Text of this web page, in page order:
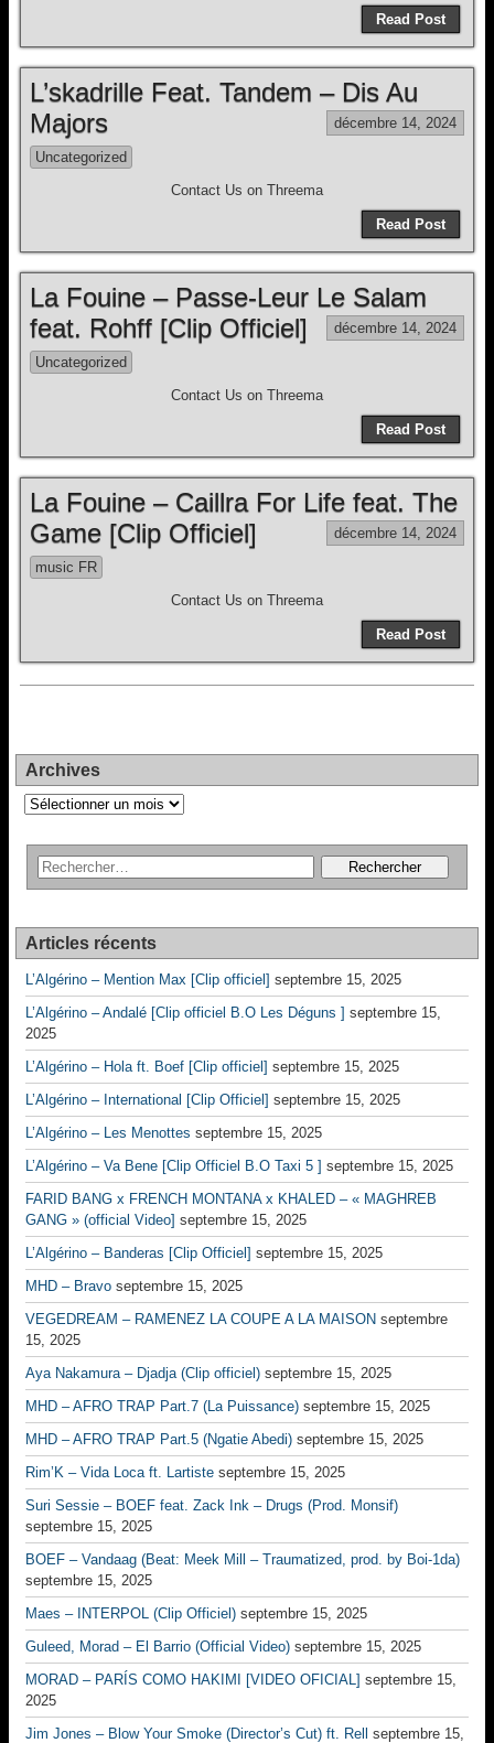
Read Post
L’skadrille Feat. Tandem – Dis Au
Majors
décembre 14, 2024
Uncategorized
Contact Us on Threema
Read Post
La Fouine – Passe-Leur Le Salam
feat. Rohff [Clip Officiel]
décembre 14, 2024
Uncategorized
Contact Us on Threema
Read Post
La Fouine – Caillra For Life feat. The
Game [Clip Officiel]
décembre 14, 2024
music FR
Contact Us on Threema
Read Post
Archives
Archives
Articles récents
L’Algérino – Mention Max [Clip officiel] septembre 15, 2025
L’Algérino – Andalé [Clip officiel B.O Les Déguns ] septembre 15,
2025
L’Algérino – Hola ft. Boef [Clip officiel] septembre 15, 2025
L’Algérino – International [Clip Officiel] septembre 15, 2025
L’Algérino – Les Menottes septembre 15, 2025
L’Algérino – Va Bene [Clip Officiel B.O Taxi 5 ] septembre 15, 2025
FARID BANG x FRENCH MONTANA x KHALED – « MAGHREB
GANG » (official Video] septembre 15, 2025
L’Algérino – Banderas [Clip Officiel] septembre 15, 2025
MHD – Bravo septembre 15, 2025
VEGEDREAM – RAMENEZ LA COUPE A LA MAISON septembre
15, 2025
Aya Nakamura – Djadja (Clip officiel) septembre 15, 2025
MHD – AFRO TRAP Part.7 (La Puissance) septembre 15, 2025
MHD – AFRO TRAP Part.5 (Ngatie Abedi) septembre 15, 2025
Rim’K – Vida Loca ft. Lartiste septembre 15, 2025
Suri Sessie – BOEF feat. Zack Ink – Drugs (Prod. Monsif)
septembre 15, 2025
BOEF – Vandaag (Beat: Meek Mill – Traumatized, prod. by Boi-1da)
septembre 15, 2025
Maes – INTERPOL (Clip Officiel) septembre 15, 2025
Guleed, Morad – El Barrio (Official Video) septembre 15, 2025
MORAD – PARÍS COMO HAKIMI [VIDEO OFICIAL] septembre 15,
2025
Jim Jones – Blow Your Smoke (Director’s Cut) ft. Rell
septembre 15,